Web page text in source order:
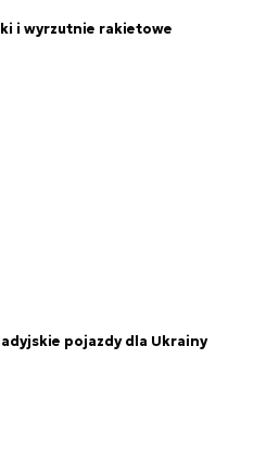
i wyrzutnie rakietowe
pojazdy dla Ukrainy